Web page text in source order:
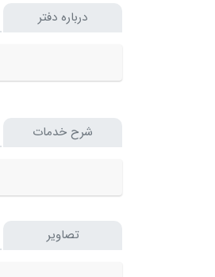
درباره دفتر
شرح خدمات
تصاویر